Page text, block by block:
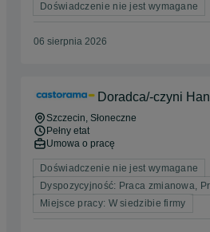
Doświadczenie nie jest wymagane
06 sierpnia 2026
Doradca/-czyni
Szczecin, Słoneczne
Pełny etat
Umowa o pracę
Doświadczenie nie jest wymagane
Dyspozycyjność: Praca zmianowa,
Miejsce pracy: W siedzibie firmy